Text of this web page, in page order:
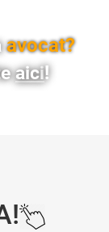
avocat?
aici!